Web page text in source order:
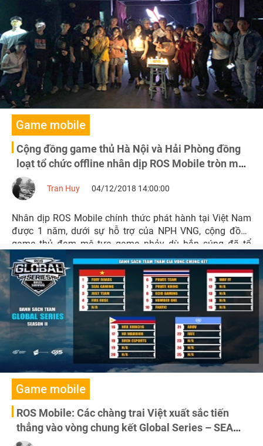
thống chống hack mới cùng thay đổi rất nhiều các tính
năng ingame.
Game mobile
Cộng đồng game thủ Hà Nội và Hải Phòng đồng
loạt tổ chức offline nhân dịp ROS Mobile tròn một
tuổi
Tran Huy 04/12/2018 14:00:00
Nhân dịp ROS Mobile chính thức phát hành tại Việt Nam
được 1 năm, dưới sự hỗ trợ của NPH VNG, cộng đồng
game thủ đam mê tựa game nhảy dù bắn súng đã tổ
chức một buổi offline ấm cùng nhằm chúc mừng và cùng
nhau ôn lại kỷ niệm 1 năm qua.
Game mobile
ROS Mobile: Các chàng trai Việt xuất sắc tiến
thẳng vào vòng chung kết Global Series – SEA
Division